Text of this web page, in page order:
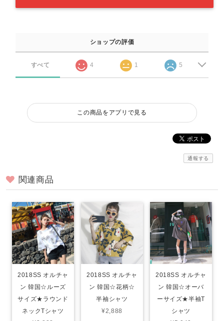
ショップの評価
すべて 4 1 5
この商品をアプリで見る
通報する
関連商品
2018SS オルチャ
ン 韓国☆ルーズ
サイズ★ラウンド
ネックTシャツ
2018SS オルチャ
ン 韓国☆花柄☆
半袖シャツ
¥2,888
2018SS オルチャ
ン 韓国☆オーバ
ーサイズ★半袖T
シャツ